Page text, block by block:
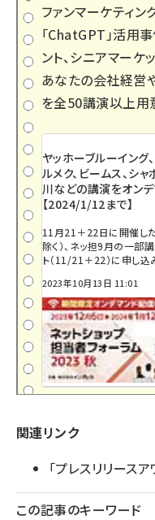
ファンマーケティン
「ChatGPT」活用
ント、シニアマーケ
あなたの会社経営
を全50講演以上用
ヤッホーブルーイング
ルメク、ビームス、シ
川などの講演をオン
【2024/1/12まで】
11月21＋22日に開催し
除く）、ネッ担9月の一部
ト（11/21＋22）に申し込
2023年10月13日 11:01
関連リンク
「プレスリリース
この記事のキーワード